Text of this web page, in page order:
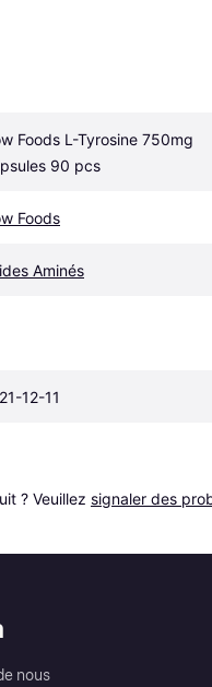
Foods L-Tyrosine 750mg
90 pcs
Foods
Aminés
12-11
? Veuillez signaler des
nous